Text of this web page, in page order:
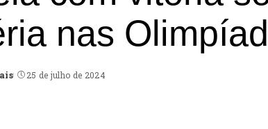
nas
25 de julho de 2024